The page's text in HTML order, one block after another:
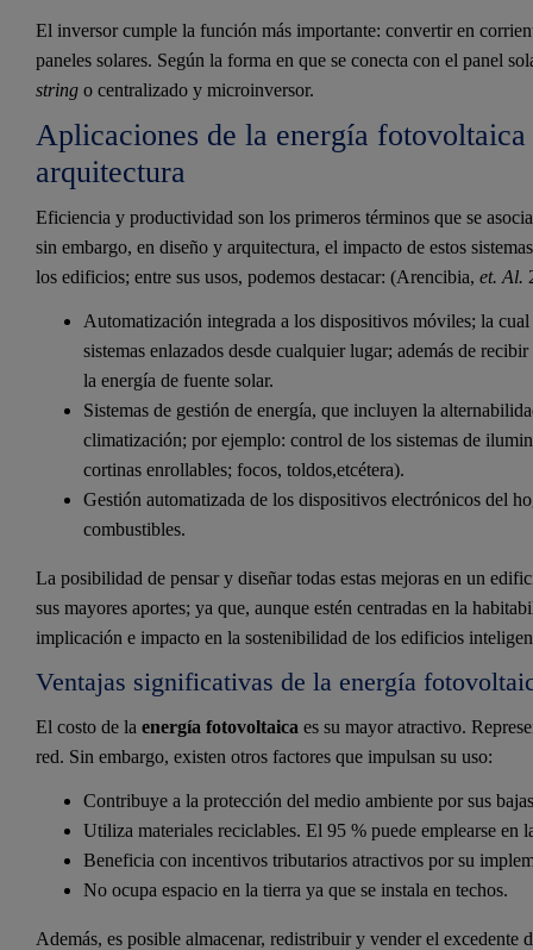
El inversor cumple la función más importante: convertir en
paneles solares. Según la forma en que se conecta con el panel
string o centralizado y microinversor.
Aplicaciones de la energía
arquitectura
Eficiencia y productividad son los primeros términos que se
sin embargo, en diseño y arquitectura, el impacto de estos
los edificios; entre sus usos, podemos destacar: (Arencibia, et. Al.
Automatización integrada a los dispositivos móviles; la
sistemas enlazados desde cualquier lugar; además de
la energía de fuente solar.
Sistemas de gestión de energía, que incluyen la
climatización; por ejemplo: control de los sistemas de
cortinas enrollables; focos, toldos,etcétera).
Gestión automatizada de los dispositivos electrónicos del
combustibles.
La posibilidad de pensar y diseñar todas estas mejoras en un
sus mayores aportes; ya que, aunque estén centradas en la
implicación e impacto en la sostenibilidad de los edificios
Ventajas significativas de la energía
El costo de la energía fotovoltaica es su mayor atractivo.
red. Sin embargo, existen otros factores que impulsan su uso:
Contribuye a la protección del medio ambiente por sus
Utiliza materiales reciclables. El 95 % puede emplearse en
Beneficia con incentivos tributarios atractivos por su
No ocupa espacio en la tierra ya que se instala en techos.
Además, es posible almacenar, redistribuir y vender el excedente